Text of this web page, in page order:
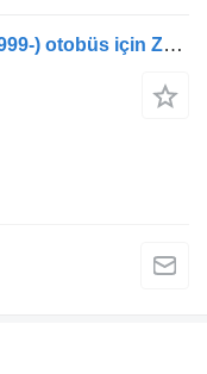
Solaris Urbino, Alpino, Vacanza (1999-) otobüs için ZF Urbino (01.99-) 8098955698 hidrolik amplifikatör